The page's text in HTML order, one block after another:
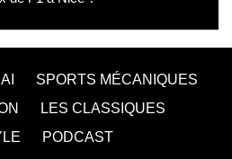
SPORTS MÉCANIQUES
LES CLASSIQUES
PODCAST